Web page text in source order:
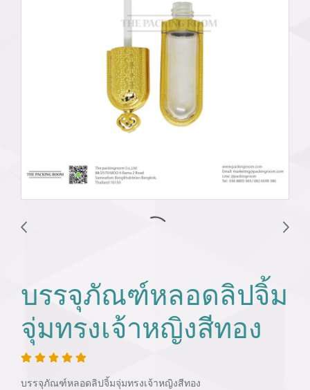
บรรจุภัณฑ์หลอดลิปจิ้ม
จุ่มทรงเจ้าหญิงสีทอง
บรรจุภัณฑ์หลอดลิปจิ้มจุ่มทรงเจ้าหญิงสีทอง